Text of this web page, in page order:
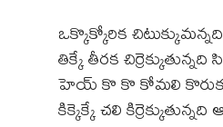
ఒక్కొక్కోరిక
తిక్కే తీరక
హెయ్ కొ కొ కోమలి
కిక్కెక్కే చలి